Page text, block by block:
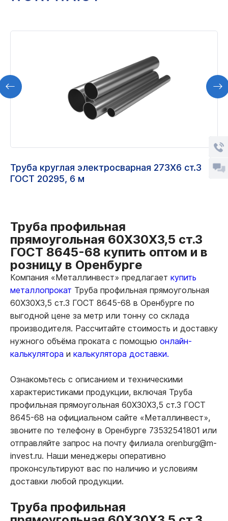
Труба круглая электросварная 273Х6 ст.3
ГОСТ 20295, 6 м
Труба профильная
прямоугольная 60Х30Х3,5 ст.3
ГОСТ 8645-68 купить оптом и в
розницу в Оренбурге
Компания «Металлинвест» предлагает купить
металлопрокат Труба профильная прямоугольная
60Х30Х3,5 ст.3 ГОСТ 8645-68 в Оренбурге по
выгодной цене за метр или тонну со склада
производителя. Рассчитайте стоимость и доставку
нужного объёма проката с помощью онлайн-
калькулятора и калькулятора доставки.
Ознакомьтесь с описанием и техническими
характеристиками продукции, включая Труба
профильная прямоугольная 60Х30Х3,5 ст.3 ГОСТ
8645-68 на официальном сайте «Металлинвест»,
звоните по телефону в Оренбурге 73532541801 или
отправляйте запрос на почту филиала orenburg@m-
invest.ru. Наши менеджеры оперативно
проконсультируют вас по наличию и условиям
доставки любой продукции.
Труба профильная